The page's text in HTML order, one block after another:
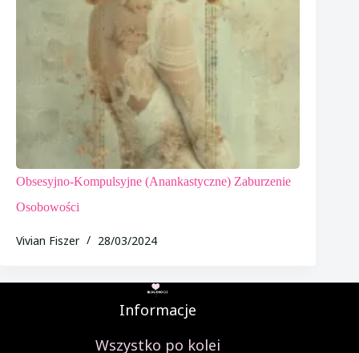
Obsesyjno-Kompulsyjne (anankastyczne) Zaburzenie
Osobowości
Vivian Fiszer 28/03/2024
Informacje
Wszystko po kolei